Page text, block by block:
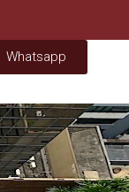
Whatsapp